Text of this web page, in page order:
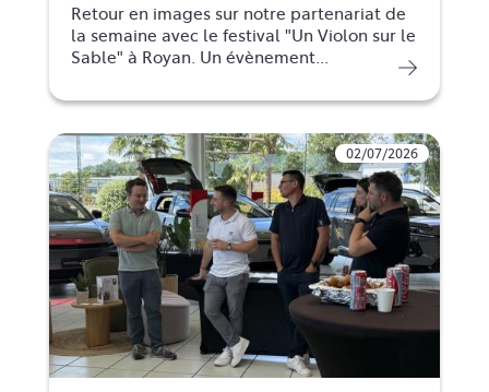
Retour en images sur notre partenariat de
la semaine avec le festival "Un Violon sur le
Sable" à Royan. Un évènement...
02/07/2026